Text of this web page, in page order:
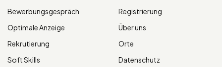
Bewerbungsgespräch
Optimale Anzeige
Rekrutierung
Soft Skills
Registrierung
Über uns
Orte
Datenschutz